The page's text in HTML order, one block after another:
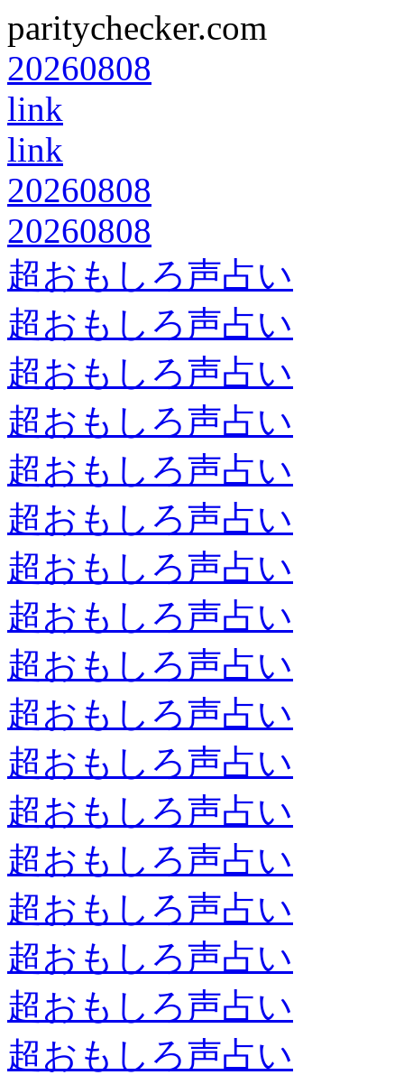
paritychecker.com
20260808
link
link
20260808
20260808
超おもしろ声占い
超おもしろ声占い
超おもしろ声占い
超おもしろ声占い
超おもしろ声占い
超おもしろ声占い
超おもしろ声占い
超おもしろ声占い
超おもしろ声占い
超おもしろ声占い
超おもしろ声占い
超おもしろ声占い
超おもしろ声占い
超おもしろ声占い
超おもしろ声占い
超おもしろ声占い
超おもしろ声占い